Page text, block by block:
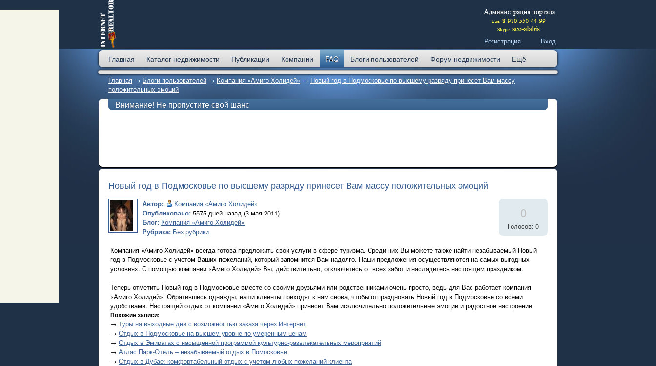
Регистрация Вход
Главная Каталог недвижимости Публикации Компании FAQ Блоги пользователей Форум недвижимости Ещё
Главная → Блоги пользователей → Компания «Амиго Холидей» → Новый год в Подмосковье по высшему разряду принесет Вам массу
положительных эмоций
Внимание! Не пропустите свой шанс
Новый год в Подмосковье по высшему разряду принесет Вам массу положительных эмоций
Автор:
Компания «Амиго Холидей»
Опубликовано: 5575 дней назад (3 мая 2011)
Блог: Компания «Амиго Холидей»
Рубрика: Без рубрики
0
Голосов: 0
Компания «Амиго Холидей» всегда готова предложить свои услуги в сфере туризма. Среди них Вы можете также найти незабываемый Новый
год в Подмосковье с учетом Ваших пожеланий, который запомнится Вам надолго. Наши предложения осуществляются на самых выгодных
условиях. С помощью компании «Амиго Холидей» Вы, действительно, отключитесь от всех забот и насладитесь настоящим праздником.
Теперь отметить Новый год в Подмосковье вместе со своими друзьями или родственниками очень просто, ведь для Вас работает компания
«Амиго Холидей». Обратившись однажды, наши клиенты приходят к нам снова, чтобы отпраздновать Новый год в Подмосковье со всеми
удобствами. Настоящий отдых от компании «Амиго Холидей» принесет Вам исключительно положительные эмоции и радостное настроение.
Похожие записи:
→ Туры на выходные дни с возможностью заказа через Интернет
→ Отдых в Подмосковье на высшем уровне по умеренным ценам
→ Отдых в Эмиратах с насыщенной программой культурно-развлекательных мероприятий
→ Атлас Парк-Отель – незабываемый отдых в Помосковье
→ Отдых в Дубае: комфортабельный отдых с учетом любых пожеланий клиента